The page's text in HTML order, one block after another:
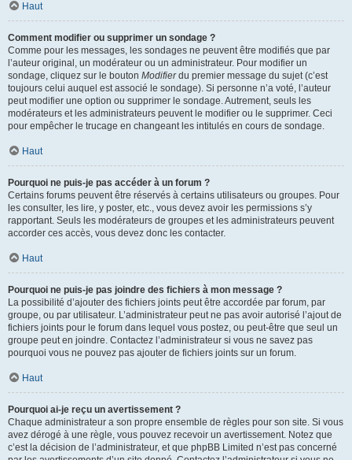
Haut
Comment modifier ou supprimer un sondage ?
Comme pour les messages, les sondages ne peuvent être modifiés que par
l’auteur original, un modérateur ou un administrateur. Pour modifier un
sondage, cliquez sur le bouton Modifierdu premier message du sujet (c’est
toujours celui auquel est associé le sondage). Si personne n’a voté, l’auteur
peut modifier une option ou supprimer le sondage. Autrement, seuls les
modérateurs et les administrateurs peuvent le modifier ou le supprimer. Ceci
pour empêcher le trucage en changeant les intitulés en cours de sondage.
Haut
Pourquoi ne puis-je pas accéder à un forum ?
Certains forums peuvent être réservés à certains utilisateurs ou groupes. Pour
les consulter, les lire, y poster, etc., vous devez avoir les permissions s’y
rapportant. Seuls les modérateurs de groupes et les administrateurs peuvent
accorder ces accès, vous devez donc les contacter.
Haut
Pourquoi ne puis-je pas joindre des fichiers à mon message ?
La possibilité d’ajouter des fichiers joints peut être accordée par forum, par
groupe, ou par utilisateur. L’administrateur peut ne pas avoir autorisé l’ajout de
fichiers joints pour le forum dans lequel vous postez, ou peut-être que seul un
groupe peut en joindre. Contactez l’administrateur si vous ne savez pas
pourquoi vous ne pouvez pas ajouter de fichiers joints sur un forum.
Haut
Pourquoi ai-je reçu un avertissement ?
Chaque administrateur a son propre ensemble de règles pour son site. Si vous
avez dérogé à une règle, vous pouvez recevoir un avertissement. Notez que
c’est la décision de l’administrateur, et que phpBB Limited n’est pas concerné